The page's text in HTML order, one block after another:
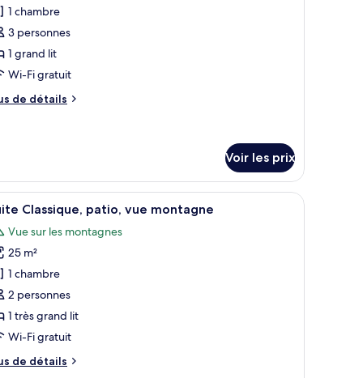
1 chambre
3 personnes
1 grand lit
Wi-Fi gratuit
de détails
Voir les prix
et une chaise, une télévision et un tableau au mur.
:
Une chambre à coucher comprenant un lit,
7 Classique, patio, vue montagne
Vue sur les montagnes
25 m²
1 chambre
2 personnes
1 très grand lit
Wi-Fi gratuit
de détails